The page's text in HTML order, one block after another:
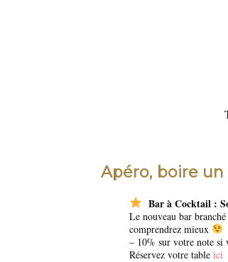
Apéro, boire un
Bar à Cocktail :
Le nouveau bar
comprendrez mieux
– 10% sur votre note si
Réservez votre table ici